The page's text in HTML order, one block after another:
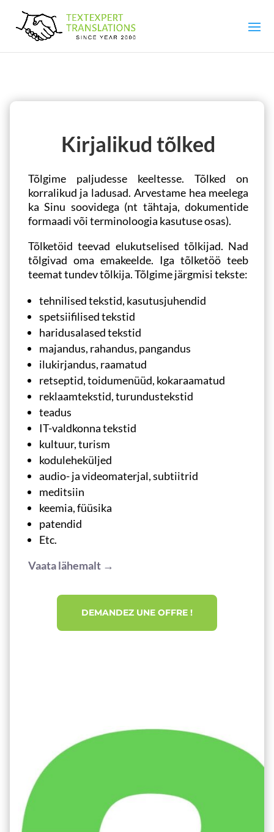
Kirjalikud tõlked
Tõlgime paljudesse keeltesse. Tõlked on
korralikud ja ladusad. Arvestame hea meelega
ka Sinu soovidega (nt tähtaja, dokumentide
formaadi või terminoloogia kasutuse osas).
Tõlketöid teevad elukutselised tõlkijad. Nad
tõlgivad oma emakeelde. Iga tõlketöö teeb
teemat tundev tõlkija. Tõlgime järgmisi tekste:
tehnilised tekstid, kasutusjuhendid
spetsiifilised tekstid
haridusalased tekstid
majandus, rahandus, pangandus
ilukirjandus, raamatud
retseptid, toidumenüüd, kokaraamatud
reklaamtekstid, turundustekstid
teadus
IT-valdkonna tekstid
kultuur, turism
koduleheküljed
audio- ja videomaterjal, subtiitrid
meditsiin
keemia, füüsika
patendid
Etc.
Vaata lähemalt →
DEMANDEZ UNE OFFRE !